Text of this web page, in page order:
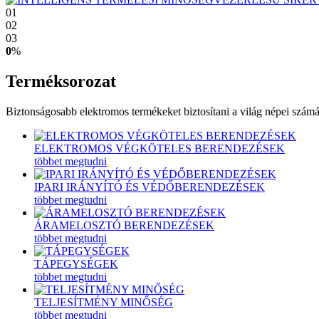
01
02
03
0%
Terméksorozat
Biztonságosabb elektromos termékeket biztosítani a világ népei
ELEKTROMOS VÉGKÖTELES BERENDEZÉSEK
többet megtudni
IPARI IRÁNYÍTÓ ÉS VÉDŐBERENDEZÉSEK
többet megtudni
ÁRAMELOSZTÓ BERENDEZÉSEK
többet megtudni
TÁPEGYSÉGEK
többet megtudni
TELJESÍTMÉNY MINŐSÉG
többet megtudni